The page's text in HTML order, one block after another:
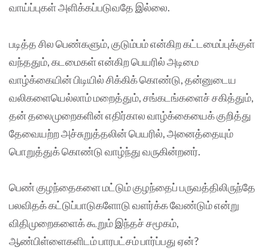
வாய்ப்புகள் அளிக்கப்படுவதே இல்லை.
படித்த சில பெண்களும், குடும்பம் என்கிற கட்டமைப்புக்குள்
வந்ததும், கடமைகள் என்கிற பெயரில் அடிமை
வாழ்க்கையின் பிடியில் சிக்கிக் கொண்டு, தன்னுடைய
வலிகளையெல்லாம் மறைத்தும், சங்கடங்களைச் சகித்தும்,
தன் தலைமுறைகளின் எதிர்கால வாழ்க்கையைக் குறித்து
தேவையற்ற அச்சுறுத்தலின் பெயரில், அனைத்தையும்
பொறுத்துக் கொண்டு வாழ்ந்து வருகின்றனர்.
பெண் குழந்தைகளை மட்டும் குழந்தைப் பருவத்திலிருந்தே
பலவிதக் கட்டுப்பாடுகளோடு வளர்க்க வேண்டும் என்று
விதிமுறைகளைக் கூறும் இந்தச் சமூகம்,
ஆண்பிள்ளைகளிடம் பாரபட்சம் பார்ப்பது ஏன்?